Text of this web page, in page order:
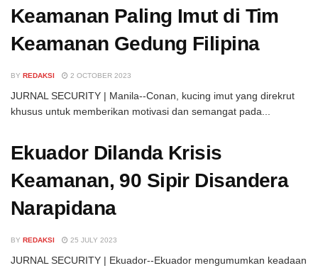
Keamanan Paling Imut di Tim
Keamanan Gedung Filipina
BY REDAKSI 2 OCTOBER 2023
JURNAL SECURITY | Manila--Conan, kucing imut yang direkrut
khusus untuk memberikan motivasi dan semangat pada...
Ekuador Dilanda Krisis
Keamanan, 90 Sipir Disandera
Narapidana
BY REDAKSI 25 JULY 2023
JURNAL SECURITY | Ekuador--Ekuador mengumumkan keadaan